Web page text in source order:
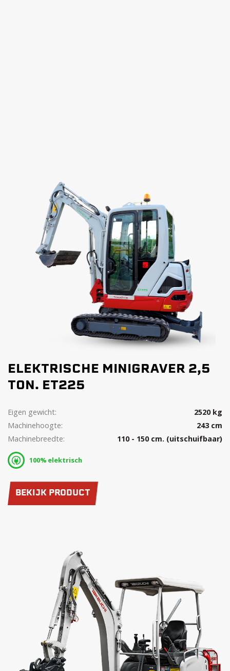
ELEKTRISCHE MINIGRAVER 2,5
TON. ET225
Eigen gewicht:
2520 kg
Machinehoogte:
243 cm
Machinebreedte:
110 - 150 cm. (uitschuifbaar)
100% elektrisch
BEKIJK PRODUCT